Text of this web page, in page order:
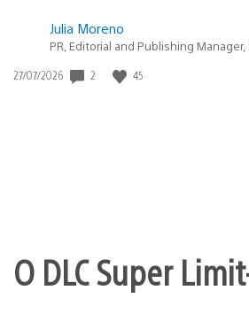
Julia Moreno
PR, Editorial and Publishing Manager,
Data
27/07/2026 2 45
O DLC Super